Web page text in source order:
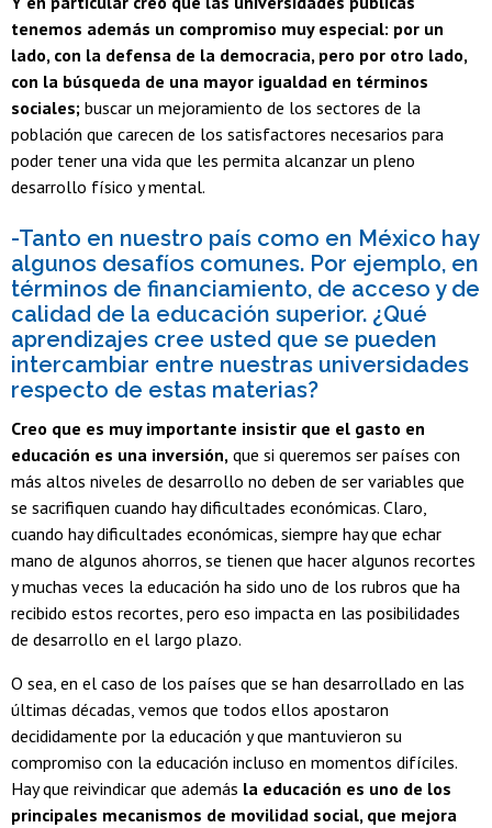
tenemos además un compromiso muy especial: por un
lado, con la defensa de la democracia, pero por otro lado,
con la búsqueda de una mayor igualdad en términos
sociales; buscar un mejoramiento de los sectores de la
población que carecen de los satisfactores necesarios para
poder tener una vida que les permita alcanzar un pleno
desarrollo físico y mental.
-Tanto en nuestro país como en México hay
algunos desafíos comunes. Por ejemplo, en
términos de financiamiento, de acceso y de
calidad de la educación superior. ¿Qué
aprendizajes cree usted que se pueden
intercambiar entre nuestras universidades
respecto de estas materias?
Creo que es muy importante insistir que el gasto en
educación es una inversión, que si queremos ser países con
más altos niveles de desarrollo no deben de ser variables que
se sacrifiquen cuando hay dificultades económicas. Claro,
cuando hay dificultades económicas, siempre hay que echar
mano de algunos ahorros, se tienen que hacer algunos recortes
y muchas veces la educación ha sido uno de los rubros que ha
recibido estos recortes, pero eso impacta en las posibilidades
de desarrollo en el largo plazo.
O sea, en el caso de los países que se han desarrollado en las
últimas décadas, vemos que todos ellos apostaron
decididamente por la educación y que mantuvieron su
compromiso con la educación incluso en momentos difíciles.
Hay que reivindicar que además la educación es uno de los
principales mecanismos de movilidad social, que mejora